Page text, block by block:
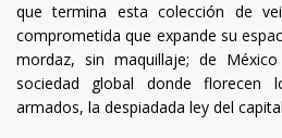
que termina esta colección de
comprometida que expande su
mordaz, sin maquillaje; de
sociedad global donde florecen
armados, la despiadada ley del